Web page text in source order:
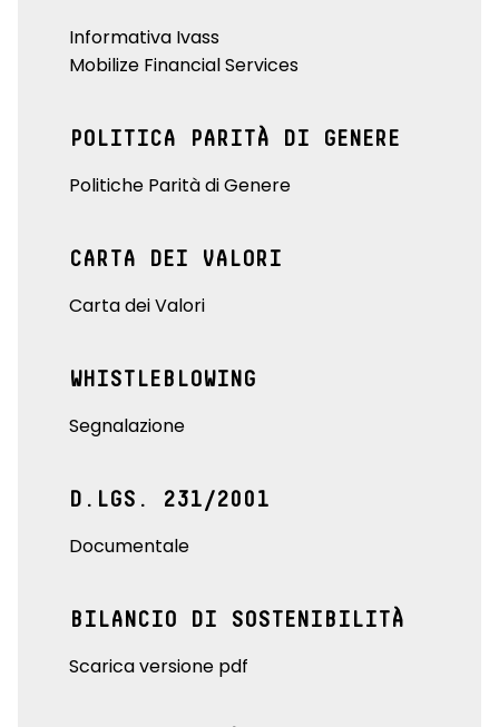
Informativa Ivass
Mobilize Financial Services
POLITICA PARITÀ DI GENERE
Politiche Parità di Genere
CARTA DEI VALORI
Carta dei Valori
WHISTLEBLOWING
Segnalazione
D.LGS. 231/2001
Documentale
BILANCIO DI SOSTENIBILITÀ
Scarica versione pdf